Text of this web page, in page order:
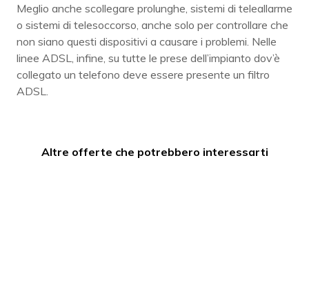
Meglio anche scollegare prolunghe, sistemi di teleallarme
o sistemi di telesoccorso, anche solo per controllare che
non siano questi dispositivi a causare i problemi. Nelle
linee ADSL, infine, su tutte le prese dell’impianto dov’è
collegato un telefono deve essere presente un filtro
ADSL.
Altre offerte che potrebbero interessarti